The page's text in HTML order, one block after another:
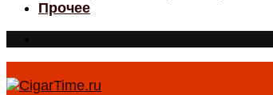
Прочее